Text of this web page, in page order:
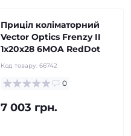
Приціл коліматорний
Vector Optics Frenzy II
1x20x28 6MOA RedDot
Код товару: 66742
0
7 003 грн.